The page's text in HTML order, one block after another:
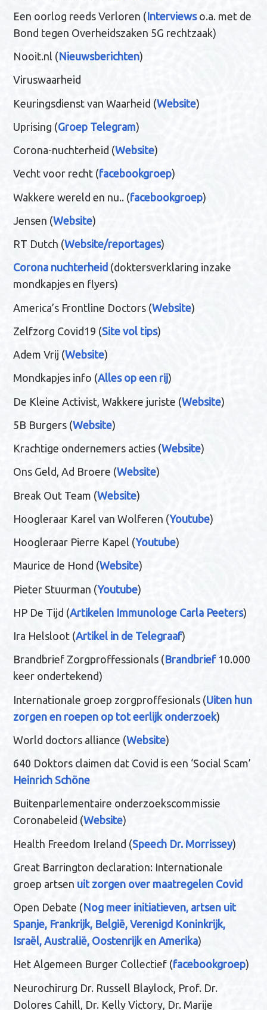
Een oorlog reeds Verloren (Interviewso.a. met de
Bond tegen Overheidszaken 5G rechtzaak)
Nooit.nl (Nieuwsberichten)
Viruswaarheid
Keuringsdienst van Waarheid (Website)
Uprising (Groep Telegram)
Corona-nuchterheid (Website)
Vecht voor recht (facebookgroep)
Wakkere wereld en nu.. (facebookgroep)
Jensen (Website)
RT Dutch (Website/reportages)
Corona nuchterheid (doktersverklaring inzake
mondkapjes en flyers)
America’s Frontline Doctors (Website)
Zelfzorg Covid19 (Site vol tips)
Adem Vrij (Website)
Mondkapjes info (Alles op een rij)
De Kleine Activist, Wakkere juriste (Website)
5B Burgers (Website)
Krachtige ondernemers acties (Website)
Ons Geld, Ad Broere (Website)
Break Out Team (Website)
Hoogleraar Karel van Wolferen (Youtube)
Hoogleraar Pierre Kapel (Youtube)
Maurice de Hond (Website)
Pieter Stuurman (Youtube)
HP De Tijd (Artikelen Immunologe Carla Peeters)
Ira Helsloot (Artikel in de Telegraaf)
Brandbrief Zorgproffessionals (Brandbrief10.000
keer ondertekend)
Internationale groep zorgproffesionals (Uiten hun
zorgen en roepen op tot eerlijk onderzoek)
World doctors alliance (Website)
640 Doktors claimen dat Covid is een ‘Social Scam’
Heinrich Schöne
Buitenparlementaire onderzoekscommissie
Coronabeleid (Website)
Health Freedom Ireland (Speech Dr. Morrissey)
Great Barrington declaration: Internationale
groep artsen uit zorgen over maatregelen Covid
Open Debate (Nog meer initiatieven, artsen uit
Spanje, Frankrijk, België, Verenigd Koninkrijk,
Israël, Australië, Oostenrijk en Amerika)
Het Algemeen Burger Collectief (facebookgroep)
Neurochirurg Dr. Russell Blaylock, Prof. Dr.
Dolores Cahill, Dr. Kelly Victory, Dr. Marije